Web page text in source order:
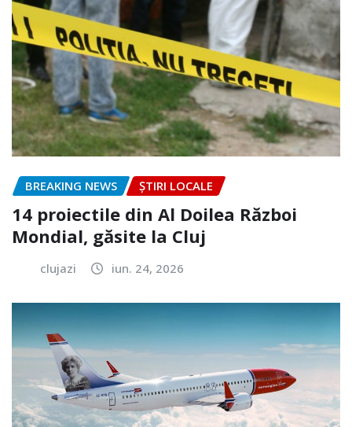
BREAKING NEWS ȘTIRI LOCALE
14 proiectile din Al Doilea Război
Mondial, găsite la Cluj
clujazi iun. 24, 2026